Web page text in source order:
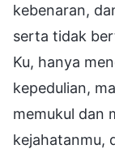
kebenaran,
serta tidak
Ku, hanya
kepedulian,
memukul dan
kejahatanmu,